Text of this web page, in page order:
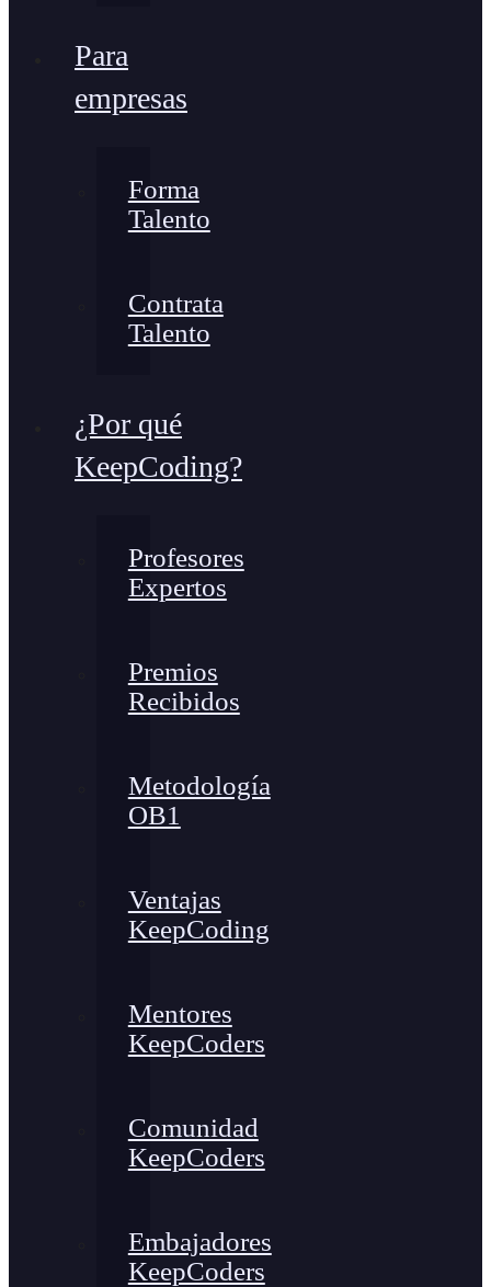
Para
empresas
Forma
Talento
Contrata
Talento
¿Por qué
KeepCoding?
Profesores
Expertos
Premios
Recibidos
Metodología
OB1
Ventajas
KeepCoding
Mentores
KeepCoders
Comunidad
KeepCoders
Embajadores
KeepCoders